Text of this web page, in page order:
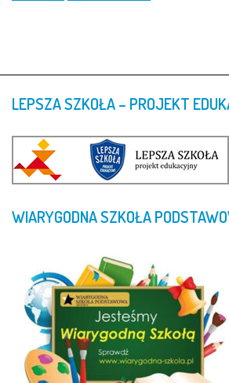
LEPSZASZKOŁA– PROJEKT
WIARYGODNASZKOŁA